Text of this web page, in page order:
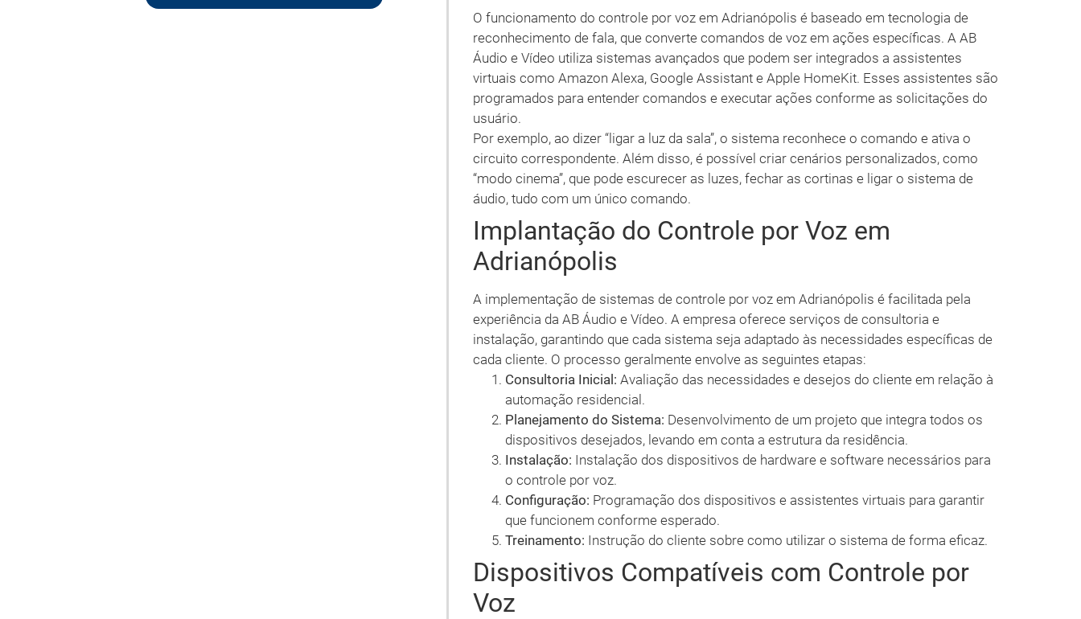
O funcionamento do controle por voz em Adrianópolis é baseado em tecnologia de
reconhecimento de fala, que converte comandos de voz em ações específicas. A AB
Áudio e Vídeo utiliza sistemas avançados que podem ser integrados a assistentes
virtuais como Amazon Alexa, Google Assistant e Apple HomeKit. Esses assistentes são
programados para entender comandos e executar ações conforme as solicitações do
usuário.
Por exemplo, ao dizer “ligar a luz da sala”, o sistema reconhece o comando e ativa o
circuito correspondente. Além disso, é possível criar cenários personalizados, como
“modo cinema”, que pode escurecer as luzes, fechar as cortinas e ligar o sistema de
áudio, tudo com um único comando.
Implantação do Controle por Voz em
Adrianópolis
A implementação de sistemas de controle por voz em Adrianópolis é facilitada pela
experiência da AB Áudio e Vídeo. A empresa oferece serviços de consultoria e
instalação, garantindo que cada sistema seja adaptado às necessidades específicas de
cada cliente. O processo geralmente envolve as seguintes etapas:
Consultoria Inicial: Avaliação das necessidades e desejos do cliente em relação à
automação residencial.
Planejamento do Sistema: Desenvolvimento de um projeto que integra todos os
dispositivos desejados, levando em conta a estrutura da residência.
Instalação: Instalação dos dispositivos de hardware e software necessários para
o controle por voz.
Configuração: Programação dos dispositivos e assistentes virtuais para garantir
que funcionem conforme esperado.
Treinamento: Instrução do cliente sobre como utilizar o sistema de forma eficaz.
Dispositivos Compatíveis com Controle por
Voz